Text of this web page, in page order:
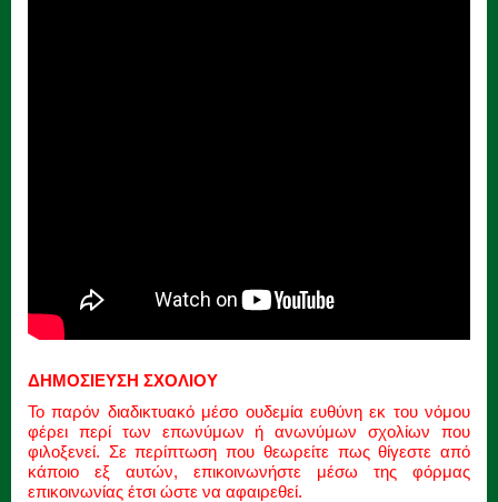
ΔΗΜΟΣΙΕΥΣΗ ΣΧΟΛΙΟΥ
Το παρόν διαδικτυακό μέσο ουδεμία ευθύνη εκ του νόμου
φέρει περί των επωνύμων ή ανωνύμων σχολίων που
φιλοξενεί. Σε περίπτωση που θεωρείτε πως θίγεστε από
κάποιο εξ αυτών, επικοινωνήστε μέσω της φόρμας
επικοινωνίας έτσι ώστε να αφαιρεθεί.